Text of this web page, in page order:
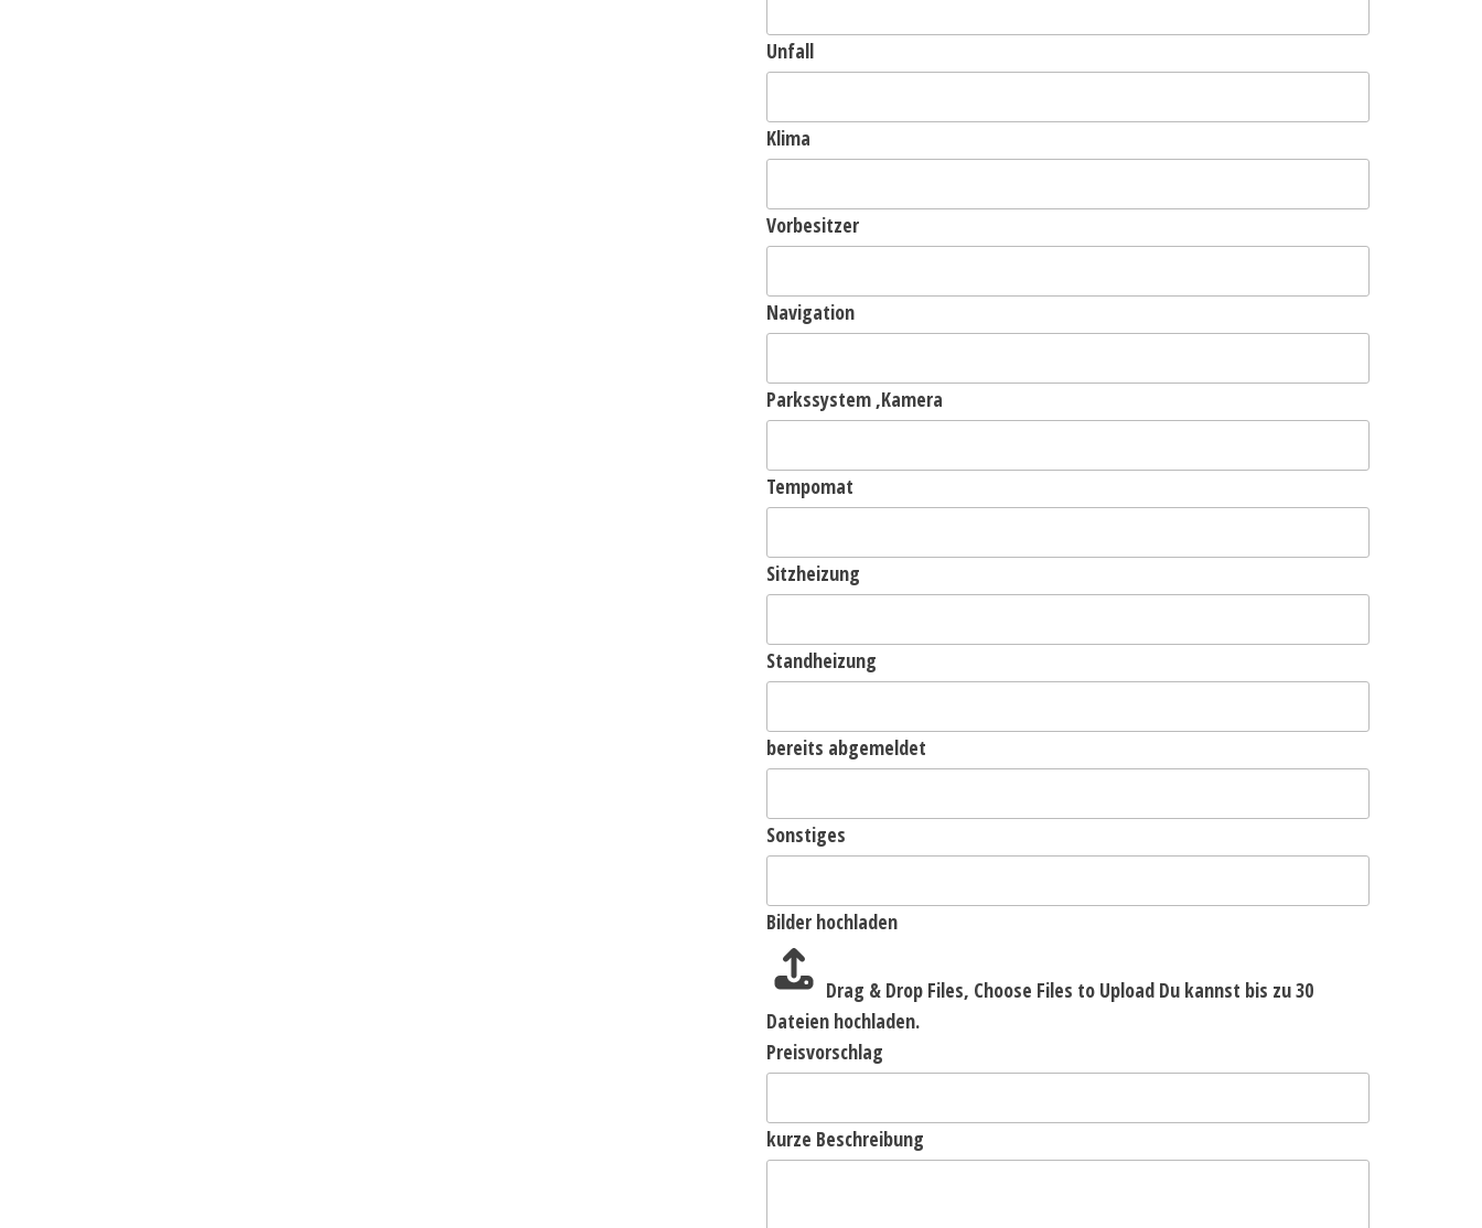
Unfall
Klima
Vorbesitzer
Navigation
Parkssystem ,Kamera
Tempomat
Sitzheizung
Standheizung
bereits abgemeldet
Sonstiges
Bilder hochladen
Drag & Drop Files, Choose Files to Upload Du kannst bis zu 30
Dateien hochladen.
Preisvorschlag
kurze Beschreibung